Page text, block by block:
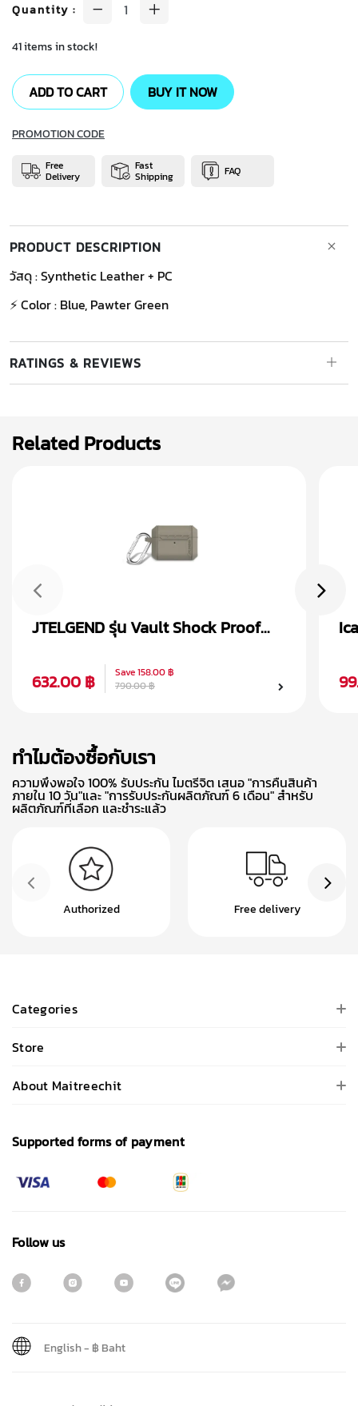
Quantity :
41 items in stock!
ADD TO CART BUY IT NOW
PROMOTION CODE
Free
Delivery
Fast
Shipping FAQ
PRODUCT DESCRIPTION
วัสดุ : Synthetic Leather + PC
⚡ Color : Blue, Pawter Green
RATINGS & REVIEWS
Related Products
JTELGEND รุ่น Vault Shock Proof
632.00 ฿
Save158.00 ฿
790.00 ฿
ทำไมต้องซื้อกับเรา
ความพึงพอใจ 100% รับประกัน ไมตรีจิต เสนอ "การคืนสินค้า
ภายใน 10 วัน"และ "การรับประกันผลิตภัณฑ์ 6 เดือน" สำหรับ
ผลิตภัณฑ์ที่เลือก และชำระแล้ว
Authorized Free delivery
Categories
Store
About Maitreechit
Supported forms of payment
Follow us
English- ฿ Baht